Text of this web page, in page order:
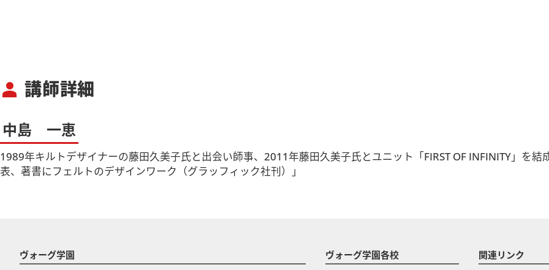
person 講師詳細
中島 一恵
1989年キルトデザイナーの藤田久美子氏と出会い師事、2011年藤田久美子氏とユニット「FIRST OF INFINITY」を
表、著書にフェルトのデザインワーク（グラッフィック社刊）」
ヴォーグ学園 ヴォーグ学園各校 関連リンク